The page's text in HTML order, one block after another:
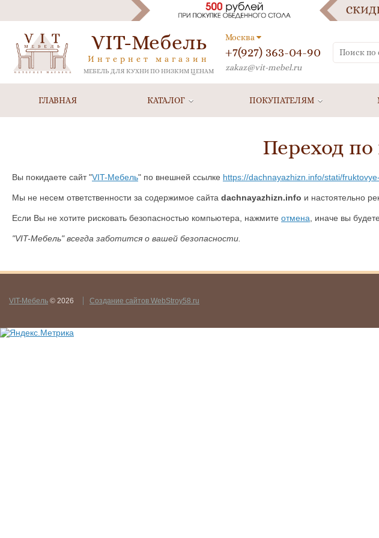
VIT-Мебель
Интернет магазин
МЕБЕЛЬ ДЛЯ КУХНИ ПО НИЗКИМ ЦЕНАМ
Москва
+7(927) 363-04-90
zakaz@vit-mebel.ru
ГЛАВНАЯ КАТАЛОГ ПОКУПАТЕЛЯМ
Переход
Вы покидаете сайт "VIT-Мебель" по внешней ссылке https://dachnayazhizn.info/stati/
Мы не несем ответственности за содержимое сайта dachnayazhizn.info и настоятельно
Если Вы не хотите рисковать безопасностью компьютера, нажмите отмена , иначе вы
"VIT-Мебель" всегда заботится о вашей безопасности.
VIT-Мебель © 2026 Создание сайтов WebStroy58.ru